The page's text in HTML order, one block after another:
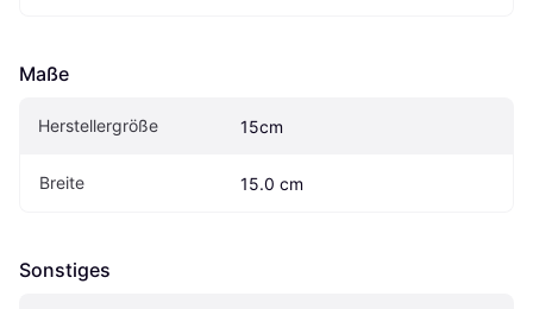
Maße
Herstellergröße 15cm
Breite 15.0 cm
Sonstiges